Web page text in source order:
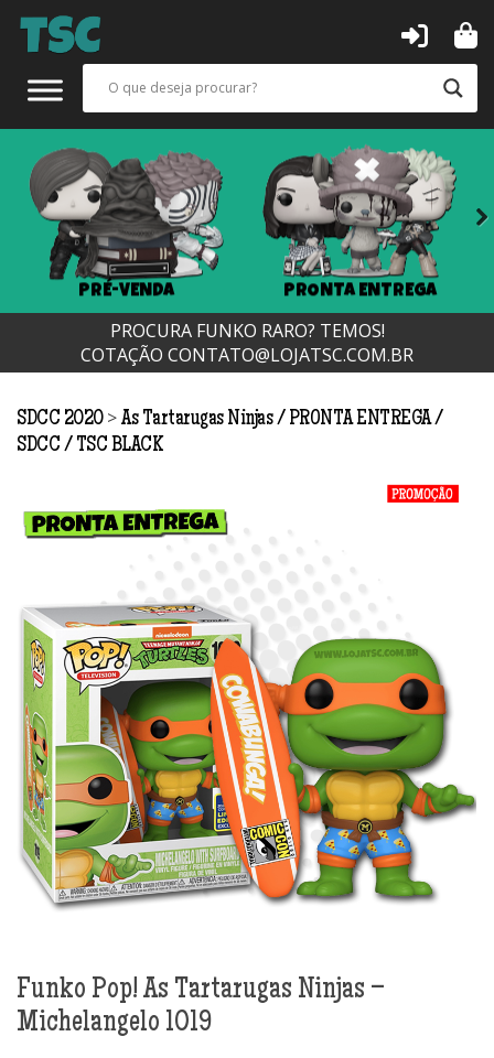
PRÉ-VENDA PRONTA ENTREGA
PROCURA FUNKO RARO? TEMOS!
COTAÇÃO CONTATO@LOJATSC.COM.BR
SDCC 2020 > As Tartarugas Ninjas
PRONTA ENTREGA
SDCC
TSC BLACK
Funko Pop! As Tartarugas Ninjas –
Michelangelo 1019